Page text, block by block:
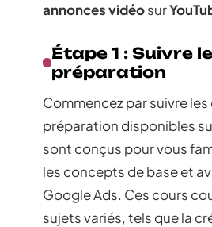
annonces vidéosur
Étape 1 : Suivre
préparation
Commencez par suivre
préparation disponibles
sont conçus pour vous
les concepts de base et
Google Ads. Ces cours
sujets variés, tels que la